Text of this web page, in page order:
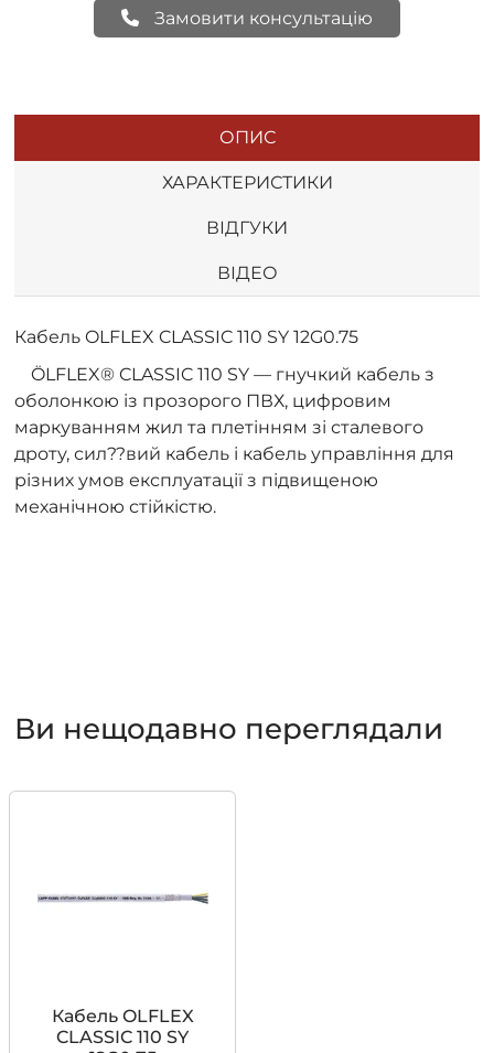
Замовити консультацію
ОПИС
ХАРАКТЕРИСТИКИ
ВІДГУКИ
ВІДЕО
Кабель OLFLEX CLASSIC 110 SY 12G0.75
ÖLFLEX® CLASSIC 110 SY — гнучкий кабель з
оболонкою із прозорого ПВХ, цифровим
маркуванням жил та плетінням зі сталевого
дроту, сил??вий кабель і кабель управління для
різних умов експлуатації з підвищеною
механічною стійкістю.
Ви нещодавно переглядали
Кабель OLFLEX
CLASSIC 110 SY